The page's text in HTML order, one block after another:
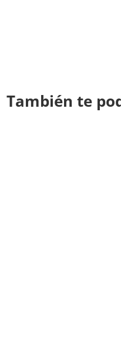
También te